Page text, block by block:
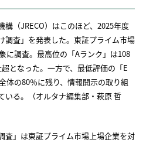
構（JRECO）はこのほど、2025年度
調査」を発表した。東証プライム市場
に調査。最高位の「Aランク」は108
となった。一方で、最低評価の「E
体の80％に残り、情報開示の取り組
いる。（オルタナ編集部・萩原 哲
査」は東証プライム市場上場企業を対